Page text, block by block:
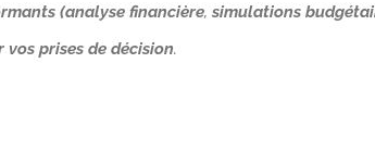
(analyse financière, simulations
prises de décision.